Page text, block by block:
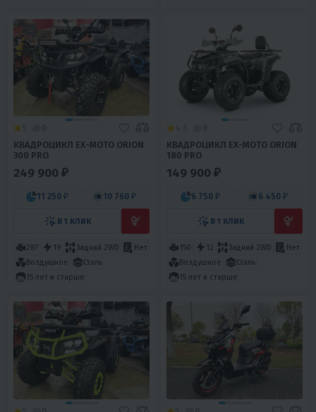
КВАДРОЦИКЛ EX-MOTO ORION
300 PRO
249 900 ₽
11 250 ₽ 10 760 ₽
В 1 КЛИК
287 19 Задний 2WD
Нет
Воздушное
Сталь
15 лет и старше
КВАДРОЦИКЛ EX-MOTO ORION
180 PRO
149 900 ₽
6 750 ₽ 6 450 ₽
В 1 КЛИК
150 12 Задний 2WD
Нет
Воздушное
Сталь
15 лет и старше